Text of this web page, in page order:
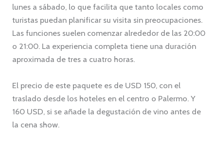
lunes a sábado, lo que facilita que tanto locales como
turistas puedan planificar su visita sin preocupaciones.
Las funciones suelen comenzar alrededor de las 20:00
o 21:00. La experiencia completa tiene una duración
aproximada de tres a cuatro horas.
El precio de este paquete es de USD 150, con el
traslado desde los hoteles en el centro o Palermo. Y
160 USD, si se añade la degustación de vino antes de
la cena show.